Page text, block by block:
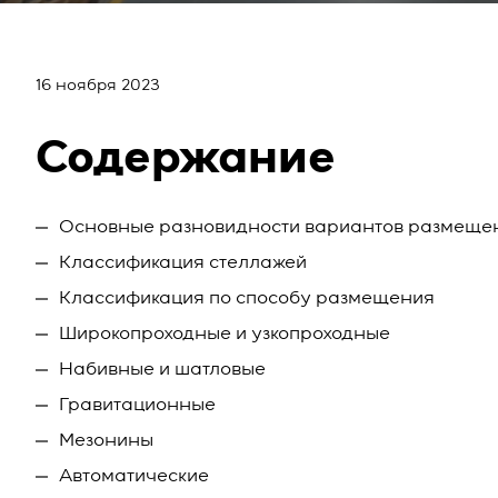
16 ноября 2023
Содержание
Основные разновидности вариантов
Классификация стеллажей
Классификация по способу размещения
Широкопроходные и узкопроходные
Набивные и шатловые
Гравитационные
Мезонины
Автоматические